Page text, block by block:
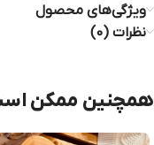
ویژگی‌های محصول
نظرات (0)
همچنین ممکن